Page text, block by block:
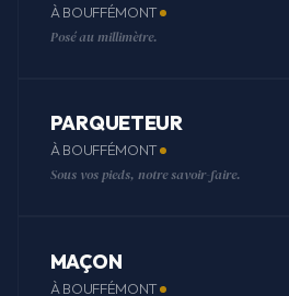
À BOUFFÉMONT
Posé au millimètre.
PARQUETEUR
À BOUFFÉMONT
Sous vos pieds, notre savoir-faire.
MAÇON
À BOUFFÉMONT